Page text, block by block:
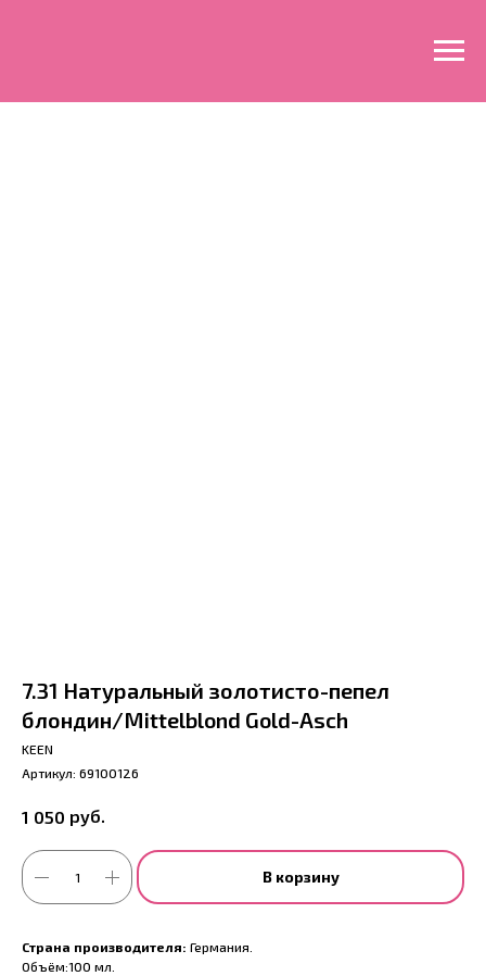
7.31 Натуральный золотисто-пепел
блондин/Mittelblond Gold-Asch
KEEN
Артикул: 69100126
1 050 руб.
В корзину
Страна производителя: Германия.
Объём:100 мл.